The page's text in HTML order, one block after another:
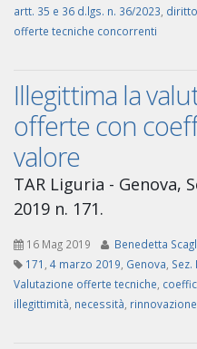
artt. 35 e 36 d.lgs. n. 36/2023
offerte tecniche concorrenti
Illegittima la
offerte con
valore
TAR Liguria - Genova,
2019 n. 171.
16 Mag 2019
Benedetta
171 4 marzo 2019 Genova Sez.
Valutazione offerte tecniche
illegittimità necessità